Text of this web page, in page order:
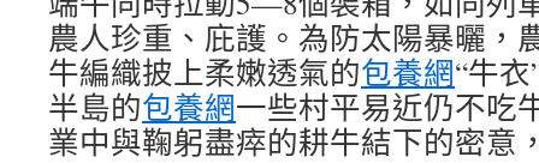
農人珍重、庇護。為防太陽暴曬，
牛編織披上柔嫩透氣的包養網“牛
半島的包養網一些村平易近仍不吃
業中與鞠躬盡瘁的耕牛結下的密意